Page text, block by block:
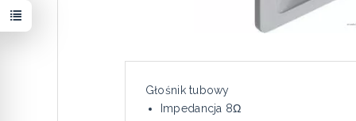
Głośnik tubowy
Impedancja 8Ω